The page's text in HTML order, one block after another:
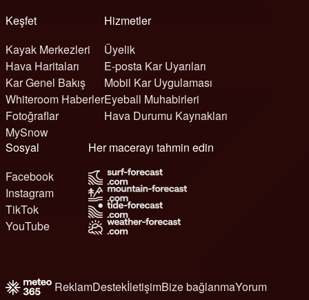
Keşfet
Kayak Merkezleri
Hava Haritaları
Kar Genel Bakış
Whiteroom Haberler
Fotoğraflar
MySnow
Hizmetler
Üyelik
E-posta Kar Uyarıları
Mobil Kar Uygulaması
Eyeball Muhabirleri
Hava Durumu Kaynakları
Sosyal
Facebook
Instagram
TikTok
YouTube
Her macerayı tahmin edin
ReklamDestekİletişimBize bağlanmaYorum